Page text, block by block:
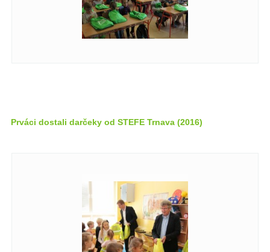
Prváci dostali darčeky od STEFE Trnava (2016)